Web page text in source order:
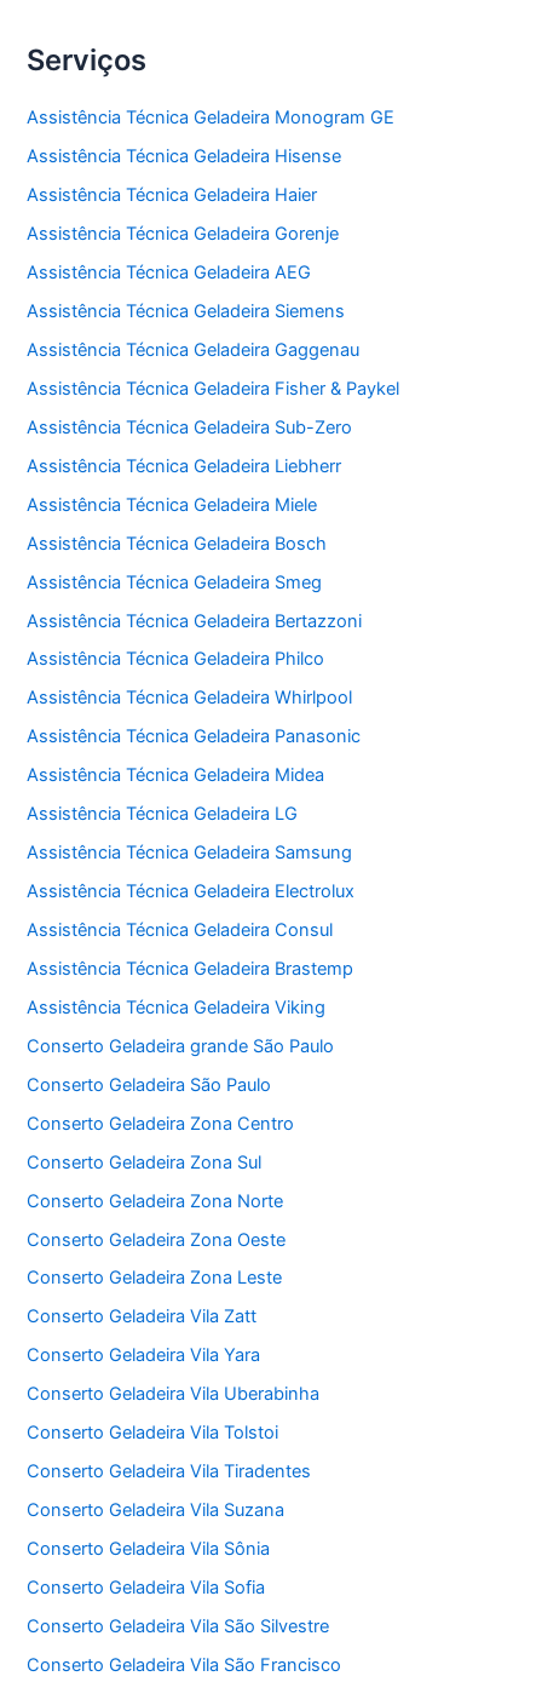
Serviços
Assistência Técnica Geladeira Monogram GE
Assistência Técnica Geladeira Hisense
Assistência Técnica Geladeira Haier
Assistência Técnica Geladeira Gorenje
Assistência Técnica Geladeira AEG
Assistência Técnica Geladeira Siemens
Assistência Técnica Geladeira Gaggenau
Assistência Técnica Geladeira Fisher & Paykel
Assistência Técnica Geladeira Sub-Zero
Assistência Técnica Geladeira Liebherr
Assistência Técnica Geladeira Miele
Assistência Técnica Geladeira Bosch
Assistência Técnica Geladeira Smeg
Assistência Técnica Geladeira Bertazzoni
Assistência Técnica Geladeira Philco
Assistência Técnica Geladeira Whirlpool
Assistência Técnica Geladeira Panasonic
Assistência Técnica Geladeira Midea
Assistência Técnica Geladeira LG
Assistência Técnica Geladeira Samsung
Assistência Técnica Geladeira Electrolux
Assistência Técnica Geladeira Consul
Assistência Técnica Geladeira Brastemp
Assistência Técnica Geladeira Viking
Conserto Geladeira grande São Paulo
Conserto Geladeira São Paulo
Conserto Geladeira Zona Centro
Conserto Geladeira Zona Sul
Conserto Geladeira Zona Norte
Conserto Geladeira Zona Oeste
Conserto Geladeira Zona Leste
Conserto Geladeira Vila Zatt
Conserto Geladeira Vila Yara
Conserto Geladeira Vila Uberabinha
Conserto Geladeira Vila Tolstoi
Conserto Geladeira Vila Tiradentes
Conserto Geladeira Vila Suzana
Conserto Geladeira Vila Sônia
Conserto Geladeira Vila Sofia
Conserto Geladeira Vila São Silvestre
Conserto Geladeira Vila São Francisco